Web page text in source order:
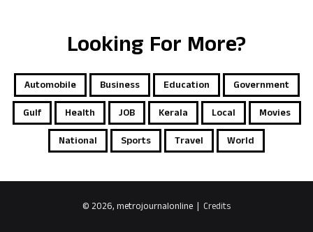
Looking For More?
Automobile Business Education
Government
Gulf
Health JOB Kerala Local
Movies
National
Sports Travel World
© 2026, metrojournalonline | Credits